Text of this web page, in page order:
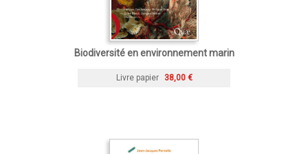
Biodiversité en environnement marin
Livre papier 38,00 €